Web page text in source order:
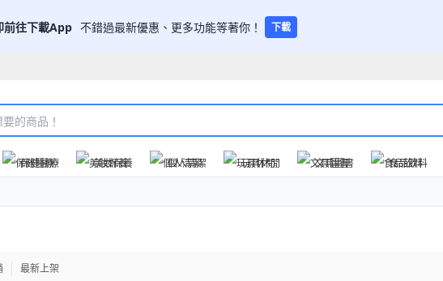
前往下載App 不錯過最新優惠、更多功能等著你！ 下載
保健醫療 美妝保養 個人清潔 玩具休閒 文具圖書 食品飲料
最新上架